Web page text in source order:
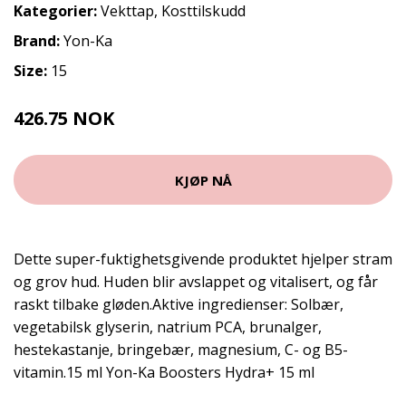
Kategorier:Vekttap, Kosttilskudd
Brand:Yon-Ka
Size: 15
426.75 NOK
KJØP NÅ
Dette super-fuktighetsgivende produktet hjelper stram
og grov hud. Huden blir avslappet og vitalisert, og får
raskt tilbake gløden.Aktive ingredienser: Solbær,
vegetabilsk glyserin, natrium PCA, brunalger,
hestekastanje, bringebær, magnesium, C- og B5-
vitamin.15 ml Yon-Ka Boosters Hydra+ 15 ml